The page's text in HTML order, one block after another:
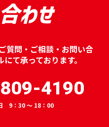
わせ
質問・ご相談・お問い合
て承っております。
4190
9：30 ～ 18：00